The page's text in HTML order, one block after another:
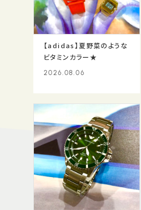
【adidas】夏野菜のような
ビタミンカラー★
2026.08.06